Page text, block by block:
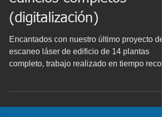
edificios completos
Encantados con nuestro último proyecto de
escaneo láser de edificio de 14 plantas
de cinco...